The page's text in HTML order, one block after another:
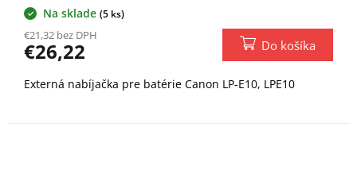
Na sklade (5 ks)
€21,32 bez DPH
€26,22 Do košíka
Externá nabíjačka pre batérie Canon LP-E10, LPE10